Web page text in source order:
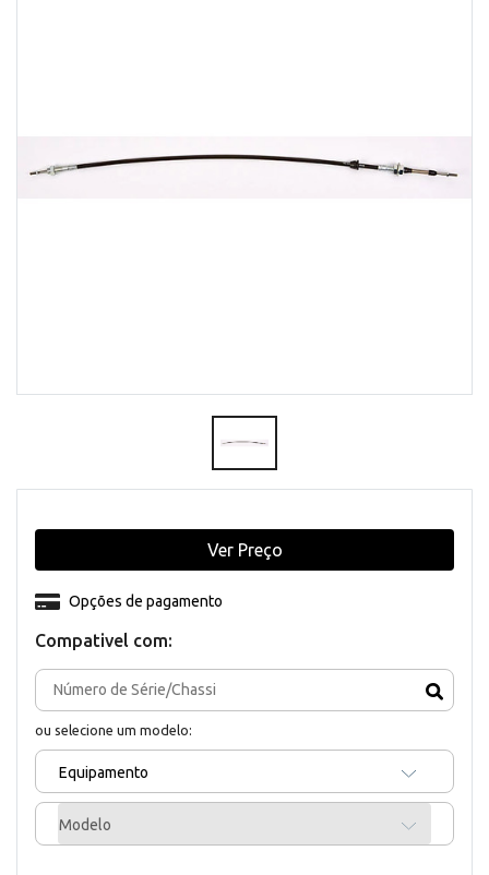
Compativel com:
ou selecione um modelo:
Equipamento
Modelo
Opções de pagamento
Ver Preço